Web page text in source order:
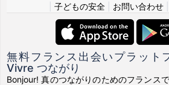
子どもの安全| お問い合わせ|
無料フランス出会いプラット
Vivre つながり
Bonjour! 真のつながりのためのフランス